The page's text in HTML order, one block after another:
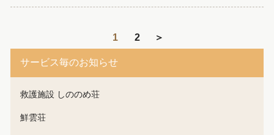
1 2 ＞
サービス毎のお知らせ
救護施設 しののめ荘
鮮雲荘